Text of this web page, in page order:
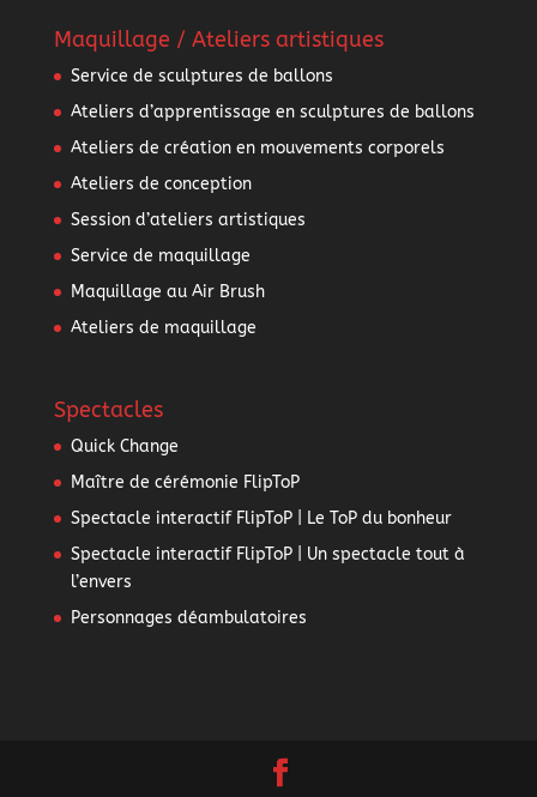
Maquillage / Ateliers artistiques
Service de sculptures de ballons
Ateliers d’apprentissage en sculptures de ballons
Ateliers de création en mouvements corporels
Ateliers de conception
Session d’ateliers artistiques
Service de maquillage
Maquillage au Air Brush
Ateliers de maquillage
Spectacles
Quick Change
Maître de cérémonie FlipToP
Spectacle interactif FlipToP | Le ToP du bonheur
Spectacle interactif FlipToP | Un spectacle tout à
l’envers
Personnages déambulatoires